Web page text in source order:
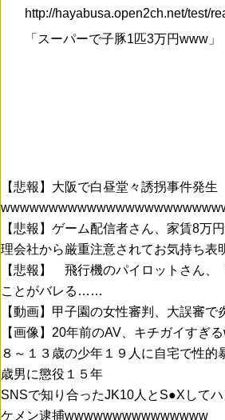
http://hayabusa.open2ch.net/test/
「スーパーで子豚1匹3万円www」
【悲報】大阪で白昼堂々誘拐事件発生
【悲報】ゲーム配信者さん、家賃8万
理会社から厳重注意されてお気持ち表
【悲報】 飛行機のパイロットさん、
ことがバレる……
【動画】甲子園の女性審判、大誤審で
【画像】20年前のAV、キチガイすぎ
８～１３歳の少年１９人に自宅で性的
歳男に懲役１５年
SNSで知り合ったJK10人とS●Xして
ケメン逮捕wwwwwwwwwwwwwww